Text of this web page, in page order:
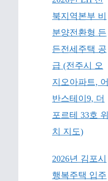
북지역본부 비
분양전환형 든
든전세주택 공
급 (전주시 오
지오아파트, 어
반스테이9, 더
포르테 33호 위
치 지도)
2026년 김포시
행복주택 입주